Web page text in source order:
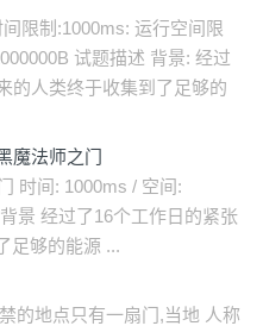
限制:1000ms: 运行空间限
试题描述 背景: 经过
的人类终于收集到了足够的
魔法师之门
时间: 1000ms / 空间:
景 经过了16个工作日的紧张
足够的能源 ...
的地点只有一扇门,当地 人称